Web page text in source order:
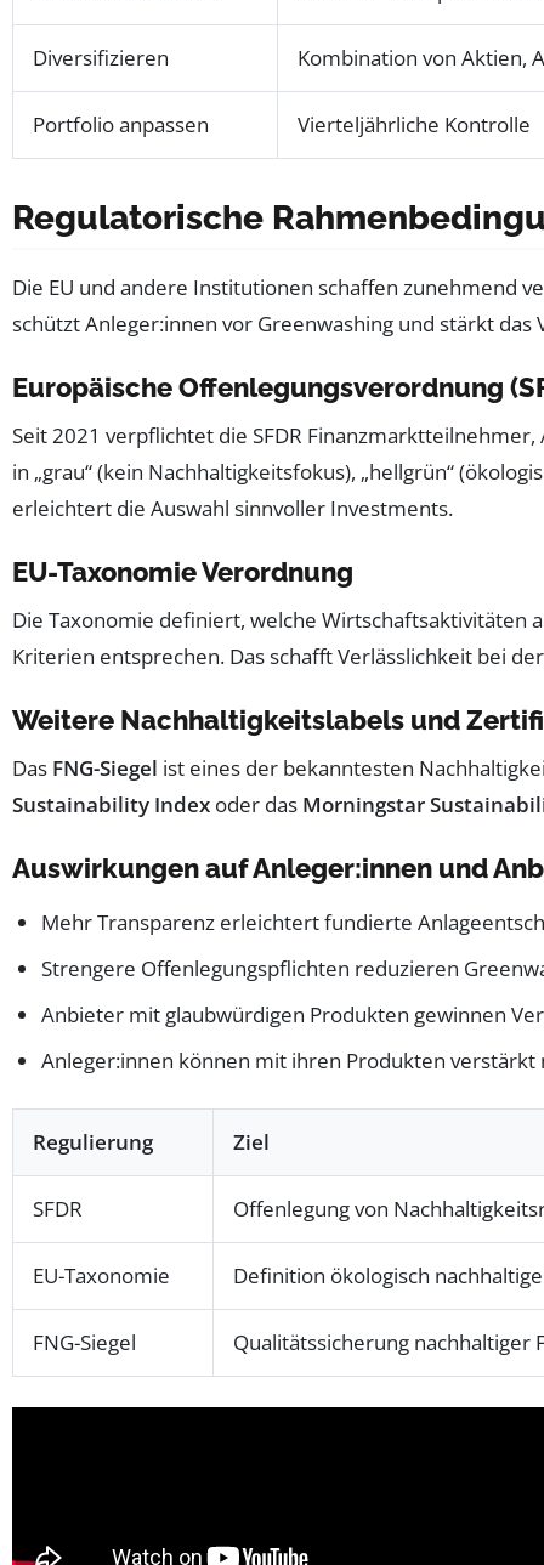
Diversifizieren Kombination von Aktien,
Portfolio anpassen Vierteljährliche Kontrolle
Regulatorische
Die EU und andere Institutionen schaffen zunehmend
schützt Anleger:innen vor Greenwashing und stärkt das
Europäische Offenlegungsverordnung
Seit 2021 verpflichtet die SFDR
in „grau“ (kein Nachhaltigkeitsfokus), „hellgrün“
erleichtert die Auswahl sinnvoller Investments.
EU-Taxonomie Verordnung
Die Taxonomie definiert, welche Wirtschaftsaktivitäten
Kriterien entsprechen. Das schafft Verlässlichkeit bei
Weitere Nachhaltigkeitslabels und
Das FNG-Siegel ist eines der bekanntesten
Sustainability Index oder das Morningstar
Auswirkungen auf Anleger:innen und
Mehr Transparenz erleichtert fundierte
Strengere Offenlegungspflichten reduzieren
Anbieter mit glaubwürdigen Produkten gewinnen
Anleger:innen können mit ihren Produkten
Regulierung Ziel
SFDR Offenlegung von
EU-Taxonomie Definition ökologisch
FNG-Siegel Qualitätssicherung nachhaltiger